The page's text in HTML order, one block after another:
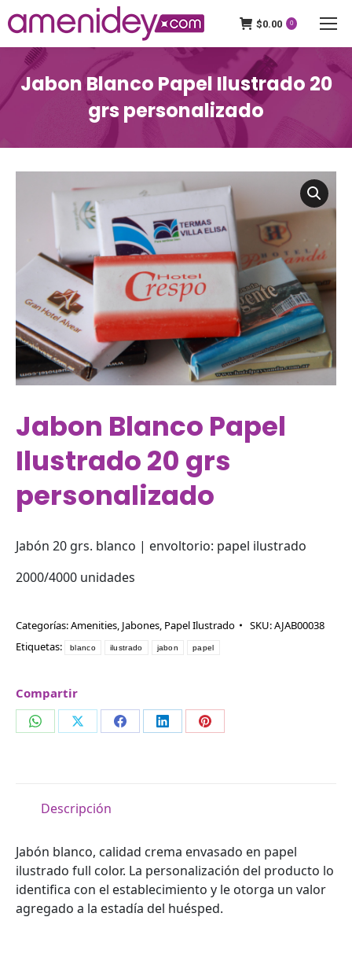
$0.00 0
Jabon Blanco Papel Ilustrado 20
grs personalizado
Jabon Blanco Papel
Ilustrado 20 grs
personalizado
Jabón 20 grs. blanco | envoltorio: papel ilustrado
2000/4000 unidades
Categorías:Amenities, Jabones, Papel Ilustrado SKU:AJAB00038
Etiquetas:
blanco ilustrado jabon papel
Compartir
CompartirCompartirCompartirCompartirCompartir
Descripción
Jabón blanco, calidad crema envasado en papel
ilustrado full color. La personalización del producto lo
identifica con el establecimiento y le otorga un valor
agregado a la estadía del huésped.